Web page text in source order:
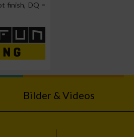
finish, DQ =
Bilder & Videos